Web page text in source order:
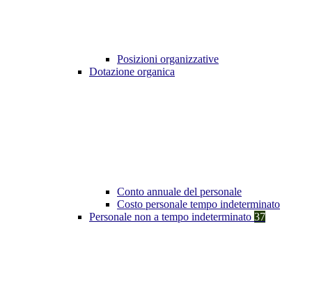
Posizioni organizzative
Dotazione organica
Conto annuale del personale
Costo personale tempo indeterminato
Personale non a tempo indeterminato 37